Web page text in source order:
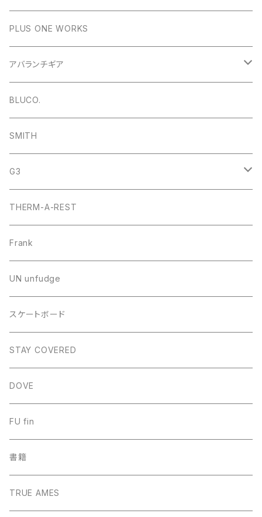
PLUS ONE WORKS
アバランチギア
ショベル
プローブ
ビーコン
BLUCO.
SMITH
G3
スプリットボード・アクセサリー
THERM-A-REST
Frank
UN unfudge
スケートボード
STAY COVERED
DOVE
FU fin
書籍
TRUE AMES